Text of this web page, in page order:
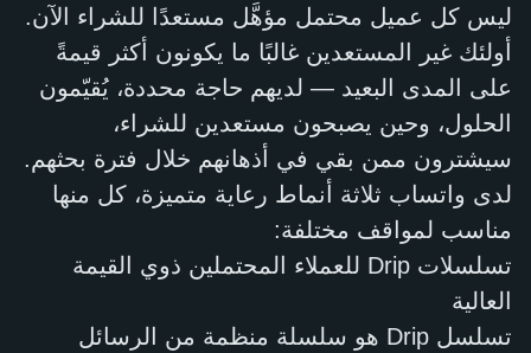
ليس كل عميل محتمل مؤهَّل مستعدًا للشراء الآن.
أولئك غير المستعدين غالبًا ما يكونون أكثر قيمةً
على المدى البعيد — لديهم حاجة محددة، يُقيّمون
الحلول، وحين يصبحون مستعدين للشراء،
سيشترون ممن بقي في أذهانهم خلال فترة بحثهم.
لدى واتساب ثلاثة أنماط رعاية متميزة، كل منها
مناسب لمواقف مختلفة:
تسلسلات Drip للعملاء المحتملين ذوي القيمة
العالية
تسلسل Drip هو سلسلة منظمة من الرسائل